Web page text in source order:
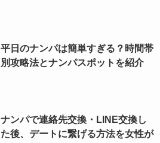
平日のナンパは簡単すぎる？時間帯
別攻略法とナンパスポットを紹介
ナンパで連絡先交換・LINE交換し
た後、デートに繋げる方法を女性が